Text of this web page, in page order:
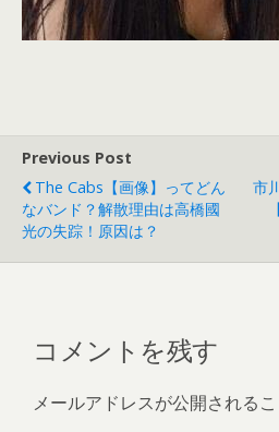
Previous Post
The Cabs【画像】ってどん
なバンド？解散理由は高橋國
光の失踪！原因は？
市
コメントを残す
メールアドレスが公開されるこ